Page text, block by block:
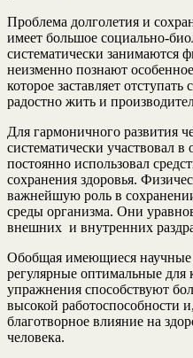
Проблема долголетия и
имеет большое социально-
систематически занимаются
неизменно познают
которое заставляет
радостно жить и
Для гармоничного развития
систематически участвовал
постоянно использовал
сохранения здоровья.
важнейшую роль в
среды организма. Они
внешних и внутренних
Обобщая имеющиеся научные
регулярные оптимальные для
упражнения способствуют
высокой работоспособности
благотворное влияние на
человека.